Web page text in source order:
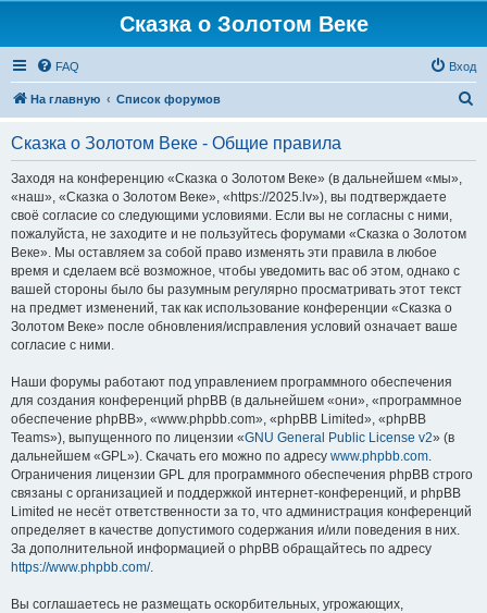
Сказка о Золотом Веке
FAQ Вход
На главную Список форумов
Сказка о Золотом Веке - Общие правила
Заходя на конференцию «Сказка о Золотом Веке» (в дальнейшем «мы»,
«наш», «Сказка о Золотом Веке», «https://2025.lv»), вы подтверждаете
своё согласие со следующими условиями. Если вы не согласны с ними,
пожалуйста, не заходите и не пользуйтесь форумами «Сказка о Золотом
Веке». Мы оставляем за собой право изменять эти правила в любое
время и сделаем всё возможное, чтобы уведомить вас об этом, однако с
вашей стороны было бы разумным регулярно просматривать этот текст
на предмет изменений, так как использование конференции «Сказка о
Золотом Веке» после обновления/исправления условий означает ваше
согласие с ними.
Наши форумы работают под управлением программного обеспечения
для создания конференций phpBB (в дальнейшем «они», «программное
обеспечение phpBB», «www.phpbb.com», «phpBB Limited», «phpBB
Teams»), выпущенного по лицензии «GNU General Public License v2» (в
дальнейшем «GPL»). Скачать его можно по адресу www.phpbb.com.
Ограничения лицензии GPL для программного обеспечения phpBB строго
связаны с организацией и поддержкой интернет-конференций, и phpBB
Limited не несёт ответственности за то, что администрация конференций
определяет в качестве допустимого содержания и/или поведения в них.
За дополнительной информацией о phpBB обращайтесь по адресу
https://www.phpbb.com/.
Вы соглашаетесь не размещать оскорбительных, угрожающих,